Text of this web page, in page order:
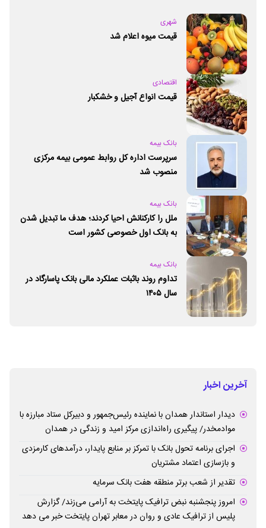
شهری
قیمت میوه اعلام شد
اقتصادی
قیمت انواع آجیل و خشکبار
بانک بیمه
سرپرست اداره کل روابط عمومی بیمه مرکزی
منصوب شد
بانک بیمه
ملل را کارکنانش احیا کردند؛ هدف ما تبدیل شدن
به بانک اول خصوصی کشور است
بانک بیمه
تداوم روند باثبات عملکرد مالی بانک پاسارگاد در
سال ۱۴۰۵
آخرین اخبار
دیدار استاندار همدان با نماینده رئیس‌جمهور و دبیرکل ستاد مبارزه با
موادمخدر/ پیگیری راه‌اندازی مرکز امید و زندگی در همدان
اجرای برنامه تحول بانک با تمرکز بر منابع پایدار، درآمدهای کارمزدی
و بازسازی اعتماد مشتریان
تقدیر از شعب برتر منطقه هفت بانک سرمایه
امروز پنجشنبه نبض ترافیک پایتخت به آرامی می‌زند/ گزارش
پلیس از ترافیک عادی و روان در معابر تهران پایتخت خبر می دهد